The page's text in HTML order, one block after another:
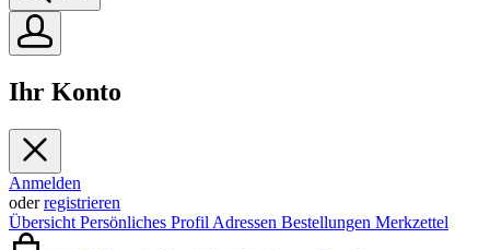
Ihr Konto
Anmelden
oderregistrieren
Übersicht Persönliches Profil Adressen Bestellungen Merkzettel